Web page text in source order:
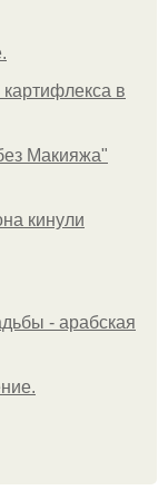
в
Макияжа"
кинули
- арабская